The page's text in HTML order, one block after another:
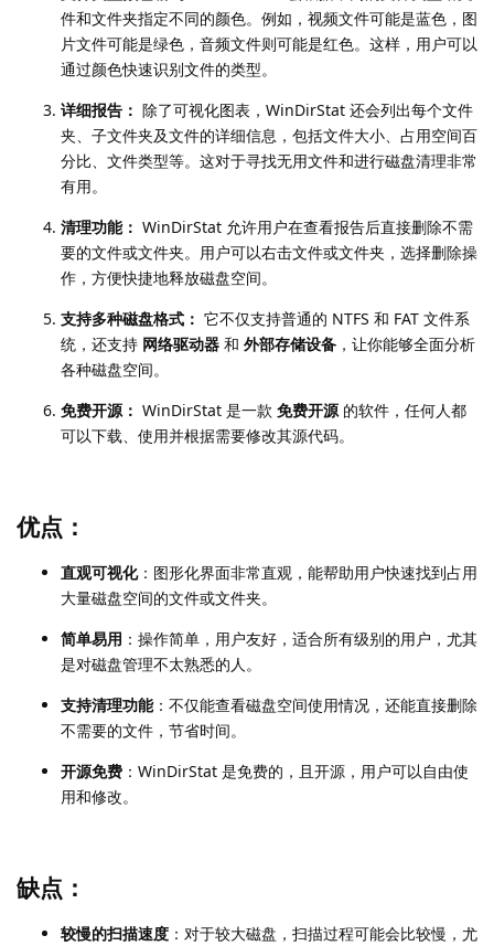
件和文件夹指定不同的颜色。例如，视频文件可能是蓝色，图
片文件可能是绿色，音频文件则可能是红色。这样，用户可以
通过颜色快速识别文件的类型。
详细报告： 除了可视化图表，WinDirStat 还会列出每个文件
夹、子文件夹及文件的详细信息，包括文件大小、占用空间百
分比、文件类型等。这对于寻找无用文件和进行磁盘清理非常
有用。
清理功能： WinDirStat 允许用户在查看报告后直接删除不需
要的文件或文件夹。用户可以右击文件或文件夹，选择删除操
作，方便快捷地释放磁盘空间。
支持多种磁盘格式： 它不仅支持普通的 NTFS 和 FAT 文件系
统，还支持 网络驱动器 和 外部存储设备 ，让你能够全面分析
各种磁盘空间。
免费开源： WinDirStat 是一款 免费开源 的软件，任何人都
可以下载、使用并根据需要修改其源代码。
优点：
直观可视化：图形化界面非常直观，能帮助用户快速找到占用
大量磁盘空间的文件或文件夹。
简单易用 ：操作简单，用户友好，适合所有级别的用户，尤其
是对磁盘管理不太熟悉的人。
支持清理功能：不仅能查看磁盘空间使用情况，还能直接删除
不需要的文件，节省时间。
开源免费 ：WinDirStat 是免费的，且开源，用户可以自由使
用和修改。
缺点：
较慢的扫描速度 ：对于较大磁盘，扫描过程可能会比较慢，尤